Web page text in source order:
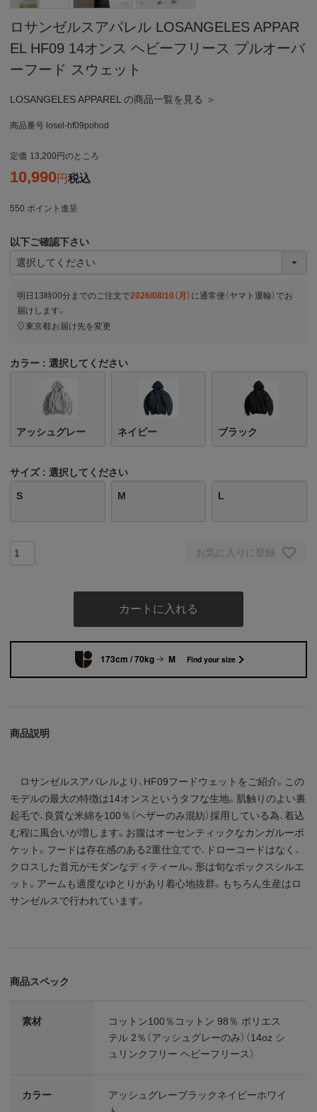
ロサンゼルスアパレル LOSANGELES APPAR
EL HF09 14オンス ヘビーフリース プルオーバ
ーフード スウェット
LOSANGELES APPAREL の商品一覧を見る ＞
商品番号 losel-hf09pohod
定価 13,200 のところ
10,990 税込
550 ポイント進呈
以下ご確認下さい
明日 13時00分 までのご注文で2026/08/10（月） に通常便（ヤマト運輸） でお
届けします。
東京都お届け先を変更
カラー 選択してください
アッシュグレー ネイビー ブラック
サイズ 選択してください
S M L
お気に入りに登録
カートに入れる
173cm / 70kg M Find your size
商品説明
ロサンゼルスアパレルより、HF09フードウェットをご紹介。この
モデルの最大の特徴は14オンスというタフな生地。肌触りのよい裏
起毛で、良質な米綿を100％（ヘザーのみ混紡）採用している為、着込
む程に風合いが増します。お腹はオーセンティックなカンガルーポ
ケット。フードは存在感のある2重仕立てで、ドローコードはなく、
クロスした首元がモダンなディティール。形は旬なボックスシルエ
ット。アームも適度なゆとりがあり着心地抜群。もちろん生産はロ
サンゼルスで行われています。
商品スペック
素材
コットン100％コットン 98％ ポリエス
テル 2％（アッシュグレーのみ）（14oz シ
ュリンクフリー ヘビーフリース）
カラー
アッシュグレーブラックネイビーホワイ